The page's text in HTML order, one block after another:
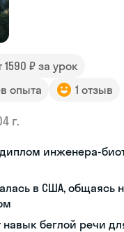
1590 ₽ за урок
опыта
1 отзыв
г.
инженера-
в США, общаясь
навык беглой речи